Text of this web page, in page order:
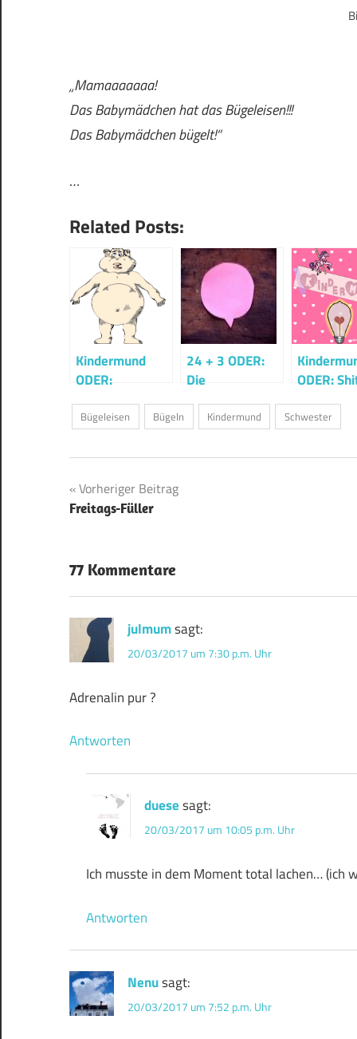
„Mamaaaaaaa!
Das Babymädchen hat das Bügeleisen!!!
Das Babymädchen bügelt!“
…
Related Posts:
Kindermund
ODER:
Dickbauch Papa
24 + 3 ODER:
Die
meistgesagtesten
Sätze
ODER:
happens ?
Bügeleisen Bügeln Kindermund Schwester
Beitragsnavigation
Vorheriger Beitrag
Freitags-Füller
77 Kommentare
julmumsagt:
20/03/2017 um 7:30 p.m. Uhr
Adrenalin pur ?
Antworten
duese sagt:
20/03/2017 um 10:05 p.m. Uhr
Ich musste in dem Moment total lachen… (ich
Antworten
Nenusagt:
20/03/2017 um 7:52 p.m. Uhr